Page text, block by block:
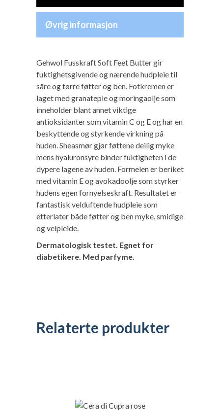
Øvrig informasjon
Gehwol Fusskraft Soft Feet Butter gir
fuktighetsgivende og nærende hudpleie til
såre og tørre føtter og ben. Fotkremen er
laget med granateple og moringaolje som
inneholder blant annet viktige
antioksidanter som vitamin C og E og har en
beskyttende og styrkende virkning på
huden. Sheasmør gjør føttene deilig myke
mens hyaluronsyre binder fuktigheten i de
dypere lagene av huden. Formelen er beriket
med vitamin E og avokadoolje som styrker
hudens egen fornyelseskraft. Resultatet er
fantastisk velduftende hudpleie som
etterlater både føtter og ben myke, smidige
og velpleide.
Dermatologisk testet. Egnet for
diabetikere. Med parfyme.
Relaterte produkter